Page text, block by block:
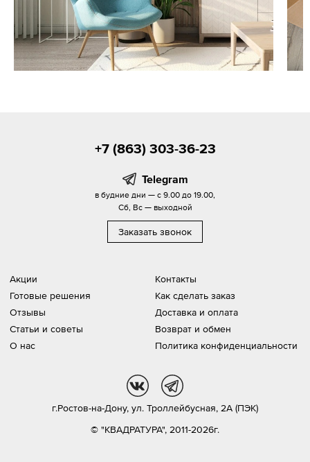
Акции
Готовые решения
Отзывы
Статьи и советы
О нас
Контакты
Как сделать заказ
Доставка и оплата
Возврат и обмен
Политика конфиденциальности
+7 (863) 303-36-23
Telegram
в будние дни — с 9.00 до 19.00,
Сб, Вс — выходной
Заказать звонок
© "КВАДРАТУРА", 2011-2026г.
г.Ростов-на-Дону, ул. Троллейбусная, 2А (ПЭК)